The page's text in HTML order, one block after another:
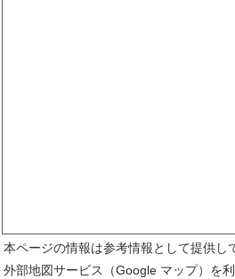
本ページの情報は参考情報として提供し
外部地図サービス（Google マップ）を